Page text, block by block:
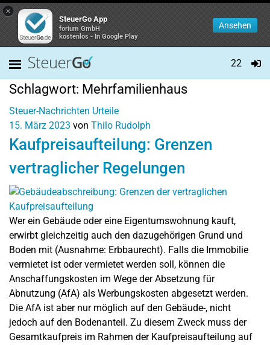
×
SteuerGo App
forium GmbH
kostenlos - In Google Play
Ansehen
22
Schlagwort: Mehrfamilienhaus
Steuer-Nachrichten Urteile
15. März 2023 von Thilo Rudolph
Kaufpreisaufteilung: Grenzen
vertraglicher Regelungen
Wer ein Gebäude oder eine Eigentumswohnung kauft,
erwirbt gleichzeitig auch den dazugehörigen Grund und
Boden mit (Ausnahme: Erbbaurecht). Falls die Immobilie
vermietet ist oder vermietet werden soll, können die
Anschaffungskosten im Wege der Absetzung für
Abnutzung (AfA) als Werbungskosten abgesetzt werden.
Die AfA ist aber nur möglich auf den Gebäude-, nicht
jedoch auf den Bodenanteil. Zu diesem Zweck muss der
Gesamtkaufpreis im Rahmen der Kaufpreisaufteilung auf